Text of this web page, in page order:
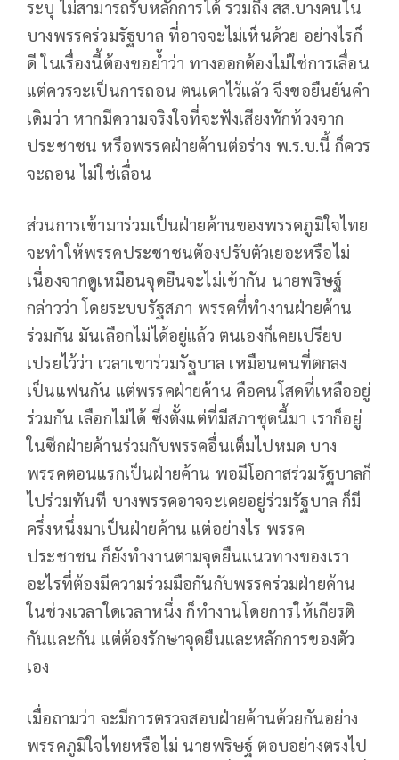
ระบุ ไม่สามารถรับหลักการได้ รวมถึง สส.บางคนใน
บางพรรคร่วมรัฐบาล ที่อาจจะไม่เห็นด้วย อย่างไรก็
ดี ในเรื่องนี้ต้องขอย้ำว่า ทางออกต้องไม่ใช่การเลื่อน
แต่ควรจะเป็นการถอน ตนเดาไว้แล้ว จึงขอยืนยันคำ
เดิมว่า หากมีความจริงใจที่จะฟังเสียงทักท้วงจาก
ประชาชน หรือพรรคฝ่ายค้านต่อร่าง พ.ร.บ.นี้ ก็ควร
จะถอน ไม่ใช่เลื่อน
ส่วนการเข้ามาร่วมเป็นฝ่ายค้านของพรรคภูมิใจไทย
จะทำให้พรรคประชาชนต้องปรับตัวเยอะหรือไม่
เนื่องจากดูเหมือนจุดยืนจะไม่เข้ากัน นายพริษฐ์
กล่าวว่า โดยระบบรัฐสภา พรรคที่ทำงานฝ่ายค้าน
ร่วมกัน มันเลือกไม่ได้อยู่แล้ว ตนเองก็เคยเปรียบ
เปรยไว้ว่า เวลาเขาร่วมรัฐบาล เหมือนคนที่ตกลง
เป็นแฟนกัน แต่พรรคฝ่ายค้าน คือคนโสดที่เหลืออยู่
ร่วมกัน เลือกไม่ได้ ซึ่งตั้งแต่ที่มีสภาชุดนี้มา เราก็อยู่
ในซีกฝ่ายค้านร่วมกับพรรคอื่นเต็มไปหมด บาง
พรรคตอนแรกเป็นฝ่ายค้าน พอมีโอกาสร่วมรัฐบาลก็
ไปร่วมทันที บางพรรคอาจจะเคยอยู่ร่วมรัฐบาล ก็มี
ครึ่งหนึ่งมาเป็นฝ่ายค้าน แต่อย่างไร พรรค
ประชาชน ก็ยังทำงานตามจุดยืนแนวทางของเรา
อะไรที่ต้องมีความร่วมมือกันกับพรรคร่วมฝ่ายค้าน
ในช่วงเวลาใดเวลาหนึ่ง ก็ทำงานโดยการให้เกียรติ
กันและกัน แต่ต้องรักษาจุดยืนและหลักการของตัว
เอง
เมื่อถามว่า จะมีการตรวจสอบฝ่ายค้านด้วยกันอย่าง
พรรคภูมิใจไทยหรือไม่ นายพริษฐ์ ตอบอย่างตรงไป